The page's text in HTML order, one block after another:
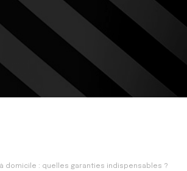
domicile : quelles garanties indispensables ?